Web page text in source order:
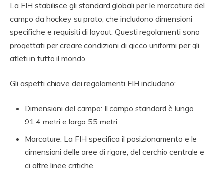
La FIH stabilisce gli standard globali per le marcature del
campo da hockey su prato, che includono dimensioni
specifiche e requisiti di layout. Questi regolamenti sono
progettati per creare condizioni di gioco uniformi per gli
atleti in tutto il mondo.
Gli aspetti chiave dei regolamenti FIH includono:
Dimensioni del campo: Il campo standard è lungo
91,4 metri e largo 55 metri.
Marcature: La FIH specifica il posizionamento e le
dimensioni delle aree di rigore, del cerchio centrale e
di altre linee critiche.